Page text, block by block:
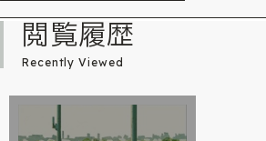
閲覧履歴
Recently Viewed